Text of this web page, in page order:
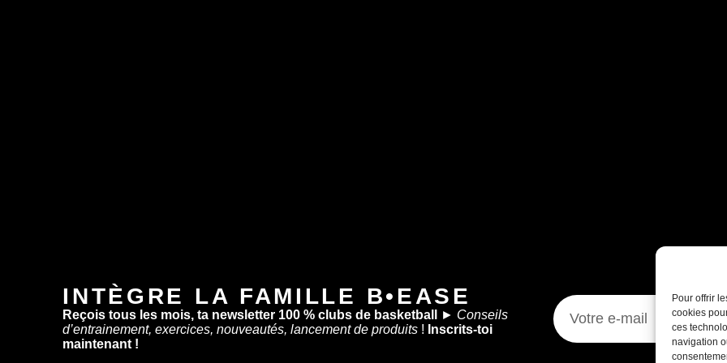
Pour offrir
cookies
ces
navigation
INTÈGRE LA FAMILLE B•EASE
Reçois tous les mois, ta newsletter 100 % clubs de basketball ► Conseils
d’entrainement, exercices, nouveautés, lancement de produits ! Inscrits-toi
maintenant !